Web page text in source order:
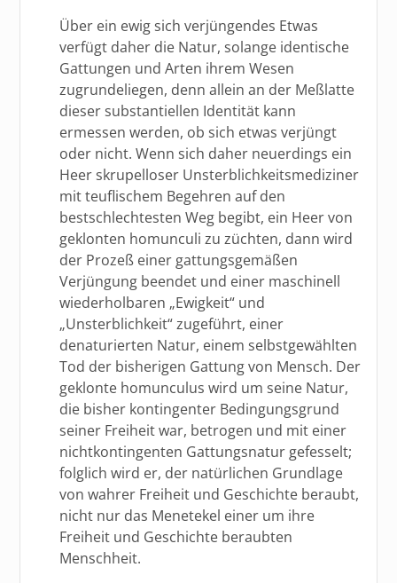
Über ein ewig sich verjüngendes Etwas
verfügt daher die Natur, solange identische
Gattungen und Arten ihrem Wesen
zugrundeliegen, denn allein an der Meßlatte
dieser substantiellen Identität kann
ermessen werden, ob sich etwas verjüngt
oder nicht. Wenn sich daher neuerdings ein
Heer skrupelloser Unsterblichkeitsmediziner
mit teuflischem Begehren auf den
bestschlechtesten Weg begibt, ein Heer von
geklonten homunculi zu züchten, dann wird
der Prozeß einer gattungsgemäßen
Verjüngung beendet und einer maschinell
wiederholbaren „Ewigkeit“ und
„Unsterblichkeit“ zugeführt, einer
denaturierten Natur, einem selbstgewählten
Tod der bisherigen Gattung von Mensch. Der
geklonte homunculus wird um seine Natur,
die bisher kontingenter Bedingungsgrund
seiner Freiheit war, betrogen und mit einer
nichtkontingenten Gattungsnatur gefesselt;
folglich wird er, der natürlichen Grundlage
von wahrer Freiheit und Geschichte beraubt,
nicht nur das Menetekel einer um ihre
Freiheit und Geschichte beraubten
Menschheit.